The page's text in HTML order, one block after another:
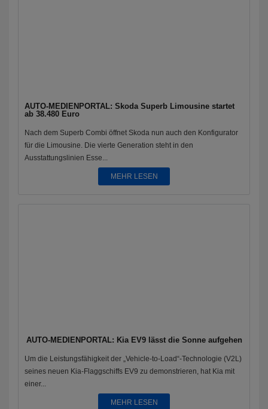
AUTO-MEDIENPORTAL: Skoda Superb Limousine startet
ab 38.480 Euro
Nach dem Superb Combi öffnet Skoda nun auch den Konfigurator
für die Limousine. Die vierte Generation steht in den
Ausstattungslinien Esse...
MEHR LESEN
AUTO-MEDIENPORTAL: Kia EV9 lässt die Sonne aufgehen
Um die Leistungsfähigkeit der „Vehicle-to-Load“-Technologie (V2L)
seines neuen Kia-Flaggschiffs EV9 zu demonstrieren, hat Kia mit
einer...
MEHR LESEN